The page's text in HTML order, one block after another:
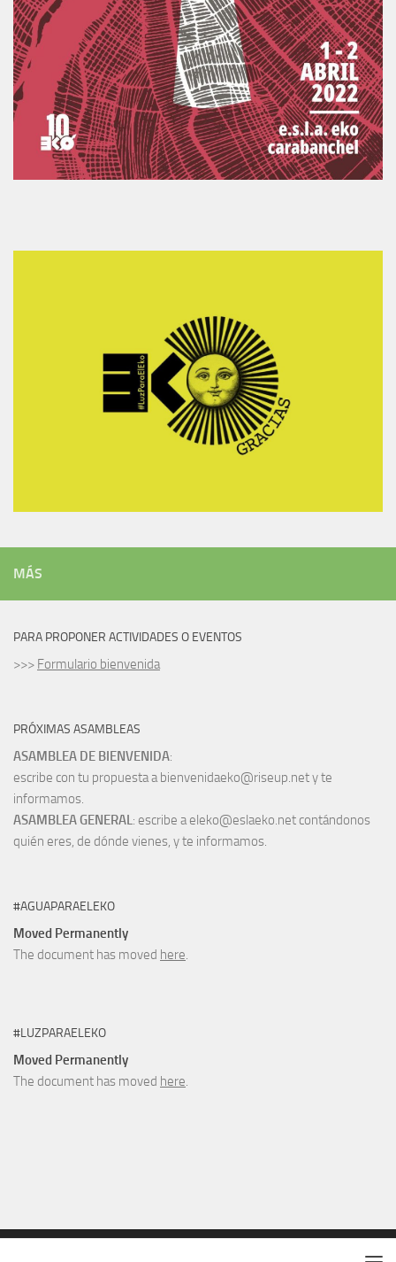
MÁS
PARA PROPONER ACTIVIDADES O EVENTOS
>>> Formulario bienvenida
PRÓXIMAS ASAMBLEAS
ASAMBLEA DE BIENVENIDA:
escribe con tu propuesta a bienvenidaeko@riseup.net y te
informamos.
ASAMBLEA GENERAL: escribe a eleko@eslaeko.net contándonos
quién eres, de dónde vienes, y te informamos.
#AGUAPARAELEKO
Moved Permanently
The document has moved here.
#LUZPARAELEKO
Moved Permanently
The document has moved here.